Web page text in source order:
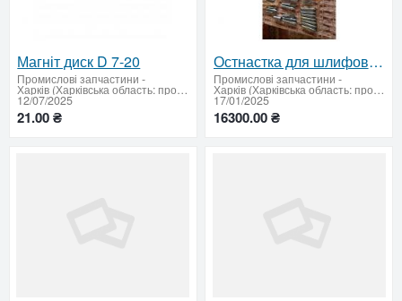
Магніт диск D 7-20
Промислові запчастини -
Харків (Харківська область: продати купити)
12/07/2025
21.00 ₴
Остнастка для шлифовки: полный комплект и отдельные позиции
Промислові запчастини -
Харків (Харківська область: продати купити)
17/01/2025
16300.00 ₴